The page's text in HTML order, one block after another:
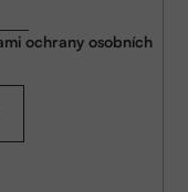
ochrany osobních